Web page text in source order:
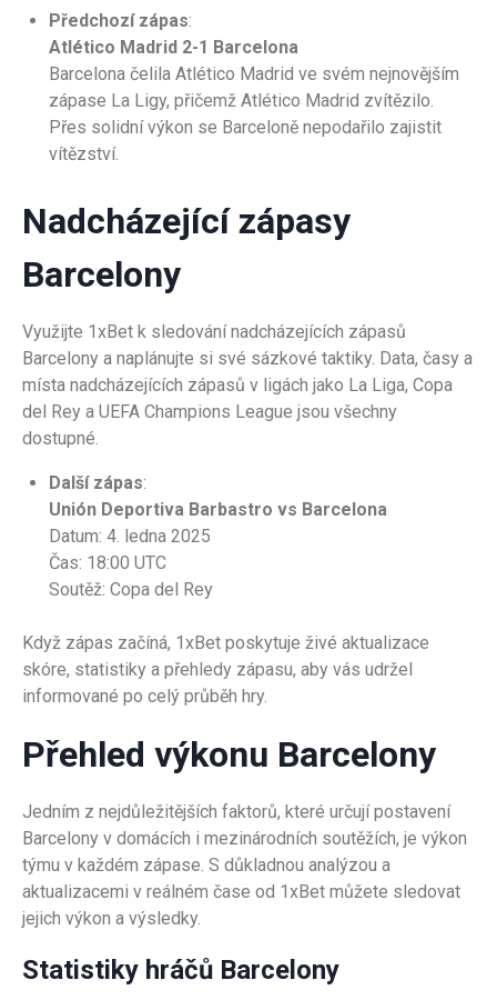
Předchozí zápas:
Atlético Madrid 2-1 Barcelona
Barcelona čelila Atlético Madrid ve svém nejnovějším
zápase La Ligy, přičemž Atlético Madrid zvítězilo.
Přes solidní výkon se Barceloně nepodařilo zajistit
vítězství.
Nadcházející zápasy
Barcelony
Využijte 1xBet k sledování nadcházejících zápasů
Barcelony a naplánujte si své sázkové taktiky. Data, časy a
místa nadcházejících zápasů v ligách jako La Liga, Copa
del Rey a UEFA Champions League jsou všechny
dostupné.
Další zápas:
Unión Deportiva Barbastro vs Barcelona
Datum: 4. ledna 2025
Čas: 18:00 UTC
Soutěž: Copa del Rey
Když zápas začíná, 1xBet poskytuje živé aktualizace
skóre, statistiky a přehledy zápasu, aby vás udržel
informované po celý průběh hry.
Přehled výkonu Barcelony
Jedním z nejdůležitějších faktorů, které určují postavení
Barcelony v domácích i mezinárodních soutěžích, je výkon
týmu v každém zápase. S důkladnou analýzou a
aktualizacemi v reálném čase od 1xBet můžete sledovat
jejich výkon a výsledky.
Statistiky hráčů Barcelony